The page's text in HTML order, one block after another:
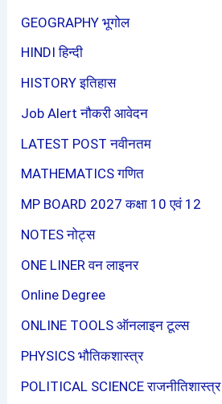
GEOGRAPHY भूगोल
HINDI हिन्दी
HISTORY इतिहास
Job Alert नौकरी आवेदन
LATEST POST नवीनतम
MATHEMATICS गणित
MP BOARD 2027 कक्षा 10 एवं 12
NOTES नोट्स
ONE LINER वन लाइनर
Online Degree
ONLINE TOOLS ऑनलाइन टूल्स
PHYSICS भौतिकशास्त्र
POLITICAL SCIENCE राजनीतिशास्त्र